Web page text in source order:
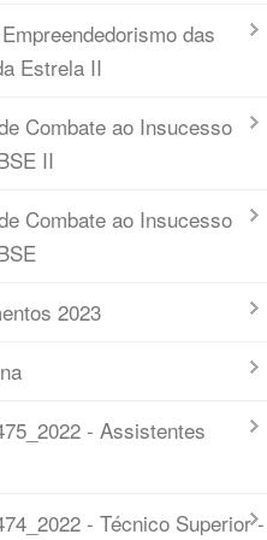
das
Estrela II
Combate ao Insucesso
II
Combate ao Insucesso
2023
- Assistentes
- Técnico Superior -